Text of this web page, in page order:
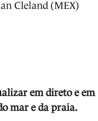
Cleland (MEX)
lizar em direto e em
mar e da praia.